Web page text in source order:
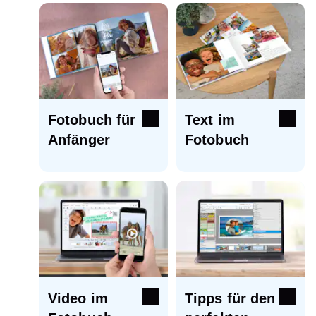
Lieferzeit aufgrund von Faktoren wie der
gewählten Versandoption variieren kann.
Fotobuch für
Anfänger
Text im
Fotobuch
Video im
Tipps für den